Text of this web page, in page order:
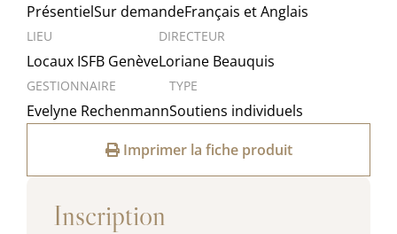
PrésentielSur demandeFrançais et Anglais
LIEU
Locaux ISFB Genève
DIRECTEUR
Loriane Beauquis
GESTIONNAIRE
Evelyne Rechenmann
TYPE
Soutiens individuels
Imprimer la fiche produit
Inscription